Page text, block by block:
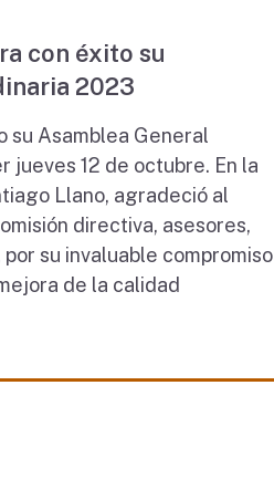
con éxito su
2023
su Asamblea General
jueves 12 de octubre. En la
Llano, agradeció al
directiva, asesores,
su invaluable compromiso
de la calidad